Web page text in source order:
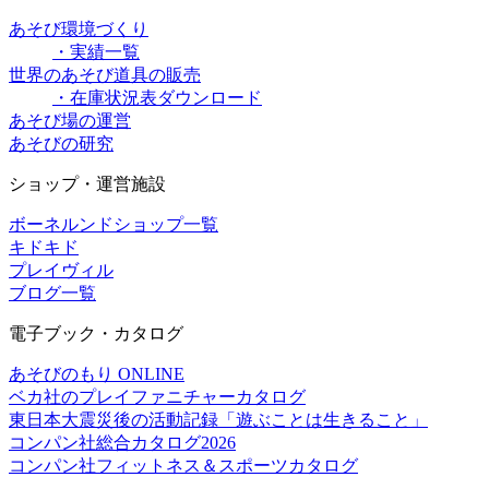
あそび環境づくり
・実績一覧
世界のあそび道具の販売
・在庫状況表ダウンロード
あそび場の運営
あそびの研究
ショップ・運営施設
ボーネルンドショップ一覧
キドキド
プレイヴィル
ブログ一覧
電子ブック・カタログ
あそびのもり ONLINE
ベカ社のプレイファニチャーカタログ
東日本大震災後の活動記録「遊ぶことは生きること」
コンパン社総合カタログ2026
コンパン社フィットネス＆スポーツカタログ